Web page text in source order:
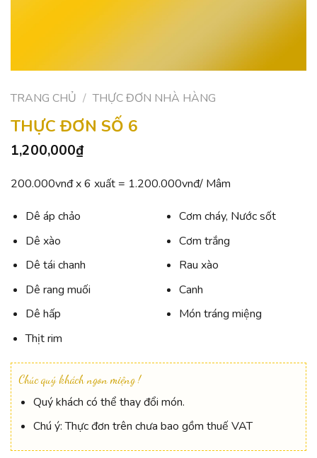
TRANG CHỦ / THỰC ĐƠN NHÀ HÀNG
THỰC ĐƠN SỐ 6
1,200,000₫
200.000vnđ x 6 xuất = 1.200.000vnđ/ Mâm
Dê áp chảo
Dê xào
Dê tái chanh
Dê rang muối
Dê hấp
Thịt rim
Cơm cháy, Nước sốt
Cơm trắng
Rau xào
Canh
Món tráng miệng
Chúc quý khách ngon miệng !
Quý khách có thể thay đổi món.
Chú ý: Thực đơn trên chưa bao gồm thuế VAT